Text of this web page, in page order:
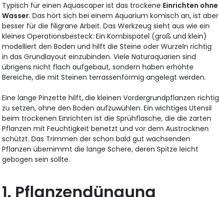
Typisch für einen Aquascaper ist das trockene Einrichten ohne
Wasser. Das hört sich bei einem Aquarium komisch an, ist aber
besser für die filigrane Arbeit. Das Werkzeug sieht aus wie ein
kleines Operationsbesteck: Ein Kombispatel (groß und klein)
modelliert den Boden und hilft die Steine oder Wurzeln richtig
in das Grundlayout einzubinden. Viele Naturaquarien sind
übrigens nicht flach aufgebaut, sondern haben erhöhte
Bereiche, die mit Steinen terrassenförmig angelegt werden.
Eine lange Pinzette hilft, die kleinen Vordergrundpflanzen richtig
zu setzen, ohne den Boden aufzuwühlen. Ein wichtiges Utensil
beim trockenen Einrichten ist die Sprühflasche, die die zarten
Pflanzen mit Feuchtigkeit benetzt und vor dem Austrocknen
schützt. Das Trimmen der schon bald gut wachsenden
Pflanzen übernimmt die lange Schere, deren Spitze leicht
gebogen sein sollte.
1. Pflanzendüngung